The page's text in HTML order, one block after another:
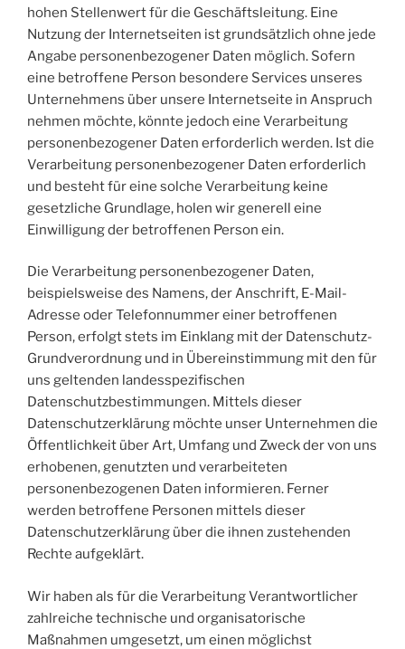
hohen Stellenwert für die Geschäftsleitung. Eine
Nutzung der Internetseiten ist grundsätzlich ohne jede
Angabe personenbezogener Daten möglich. Sofern
eine betroffene Person besondere Services unseres
Unternehmens über unsere Internetseite in Anspruch
nehmen möchte, könnte jedoch eine Verarbeitung
personenbezogener Daten erforderlich werden. Ist die
Verarbeitung personenbezogener Daten erforderlich
und besteht für eine solche Verarbeitung keine
gesetzliche Grundlage, holen wir generell eine
Einwilligung der betroffenen Person ein.
Die Verarbeitung personenbezogener Daten,
beispielsweise des Namens, der Anschrift, E-Mail-
Adresse oder Telefonnummer einer betroffenen
Person, erfolgt stets im Einklang mit der Datenschutz-
Grundverordnung und in Übereinstimmung mit den für
uns geltenden landesspezifischen
Datenschutzbestimmungen. Mittels dieser
Datenschutzerklärung möchte unser Unternehmen die
Öffentlichkeit über Art, Umfang und Zweck der von uns
erhobenen, genutzten und verarbeiteten
personenbezogenen Daten informieren. Ferner
werden betroffene Personen mittels dieser
Datenschutzerklärung über die ihnen zustehenden
Rechte aufgeklärt.
Wir haben als für die Verarbeitung Verantwortlicher
zahlreiche technische und organisatorische
Maßnahmen umgesetzt, um einen möglichst